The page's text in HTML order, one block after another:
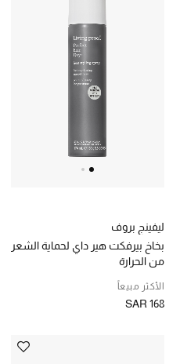
ليفينج بروف
بخاخ بيرفكت هير داي لحماية الشعر
من الحرارة
الأكثر مبيعاً
SAR 168